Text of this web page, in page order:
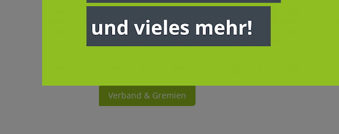
Der „Deutsche Landsenioren e.V. beim Deutschen
Präsidium geleitet. Die Deutschen Landsenioren
Landseniorenvereinigungen. Regelmäßig finden auf
Arbeitstagungen zu Themen des ländlichen Raumes
Verband & Gremien